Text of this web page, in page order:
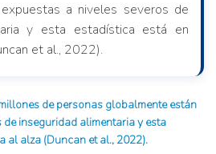
a niveles severos de
y esta estadística está en
et al., 2022).
de personas globalmente están
inseguridad alimentaria y esta
al alza (Duncan et al., 2022).